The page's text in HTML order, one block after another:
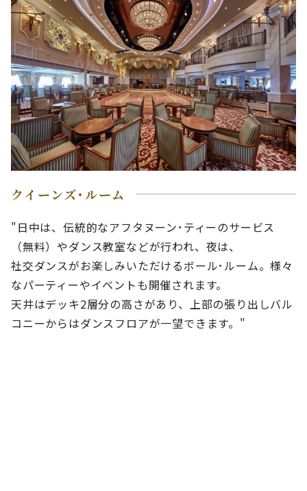
クイーンズ･ルーム
"日中は、伝統的なアフタヌーン･ティーのサービス
（無料）やダンス教室などが行われ、夜は、
社交ダンスがお楽しみいただけるボール･ルーム。様々
なパーティーやイベントも開催されます。
天井はデッキ2層分の高さがあり、上部の張り出しバル
コニーからはダンスフロアが一望できます。"